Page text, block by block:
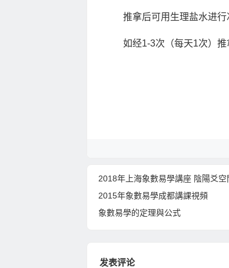
推拿后可用生理盐水进行
如经1-3次（每天1次）推
2018年上海象數易學講座 陰陽爻空
2015年象數易學成都講課視頻
象數易學的定理與公式
发表评论